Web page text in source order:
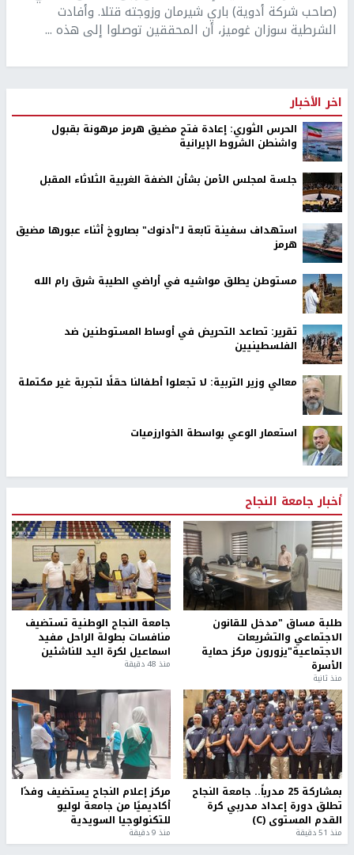
(صاحب شركة أدوية) باري شيرمان وزوجته قتلا. وأفادت
الشرطية سوزان غوميز، أن المحققين توصلوا إلى هذه ...
اخر الأخبار
الحرس الثوري: إعادة فتح مضيق هرمز مرهونة بقبول
واشنطن الشروط الإيرانية
جلسة لمجلس الأمن بشأن الضفة الغربية الثلاثاء المقبل
استهداف سفينة تابعة لـ"أدنوك" بصاروخ أثناء عبورها مضيق
هرمز
مستوطن يطلق مواشيه في أراضي الطيبة شرق رام الله
تقرير: تصاعد التحريض في أوساط المستوطنين ضد
الفلسطينيين
معالي وزير التربية: لا تجعلوا أطفالنا حقلًا لتجربة غير مكتملة
استعمار الوعي بواسطة الخوارزميات
أخبار جامعة النجاح
طلبة مساق "مدخل للقانون
الاجتماعي والتشريعات
الاجتماعية"يزورون مركز حماية
الأسرة
منذ ثانية
جامعة النجاح الوطنية تستضيف
منافسات بطولة الراحل مفيد
اسماعيل لكرة اليد للناشئين
منذ 48 دقيقة
بمشاركة 25 مدرباً.. جامعة النجاح
تطلق دورة إعداد مدربي كرة
القدم المستوى (C)
منذ 51 دقيقة
مركز إعلام النجاح يستضيف وفدًا
أكاديميًا من جامعة لوليو
للتكنولوجيا السويدية
منذ 9 دقيقة